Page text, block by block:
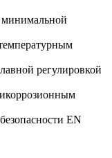
минимальной
регулировкой
EN